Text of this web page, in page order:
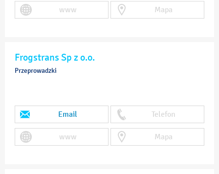
www Mapa
Frogstrans Sp z o.o.
Przeprowadzki
Email Telefon
www Mapa